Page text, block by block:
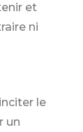
et
ni
le
un